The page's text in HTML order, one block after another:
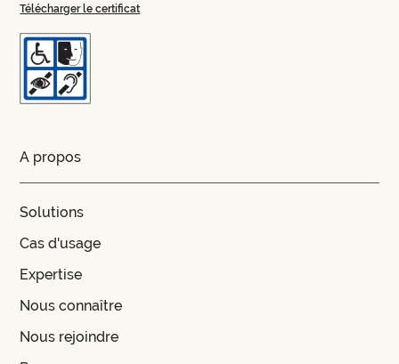
Télécharger le certificat
A propos
Solutions
Cas d'usage
Expertise
Nous connaître
Nous rejoindre